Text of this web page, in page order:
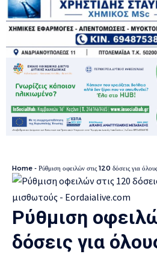
Home - Ρύθμιση οφειλών στις 120 δόσεις για
Ρύθμιση
δόσεις για